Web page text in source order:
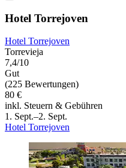
Hotel Torrejoven
Hotel Torrejoven
Torrevieja
7,4/10
Gut
(225 Bewertungen)
80 €
inkl. Steuern & Gebühren
1. Sept.–2. Sept.
Hotel Torrejoven